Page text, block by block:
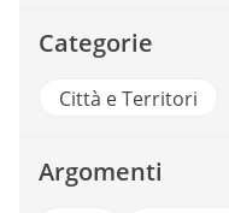
Categorie
Città e Territori
Argomenti